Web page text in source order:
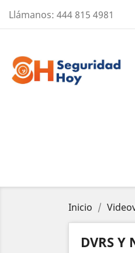
Llámanos: 444 815 4981
Inicio
DVRS Y